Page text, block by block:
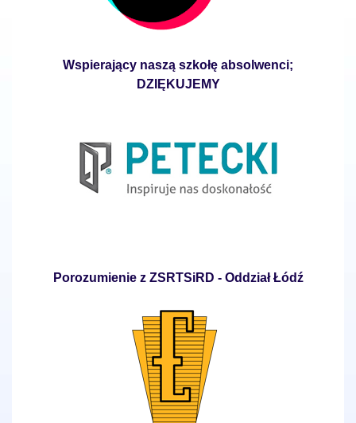
Wspierający naszą szkołę absolwenci;
DZIĘKUJEMY
Porozumienie z ZSRTSiRD - Oddział Łódź